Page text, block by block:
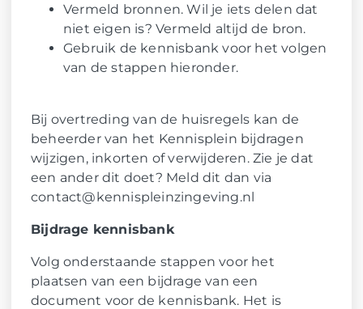
Vermeld bronnen. Wil je iets delen dat
niet eigen is? Vermeld altijd de bron.
Gebruik de kennisbank voor het volgen
van de stappen hieronder.
Bij overtreding van de huisregels kan de
beheerder van het Kennisplein bijdragen
wijzigen, inkorten of verwijderen. Zie je dat
een ander dit doet? Meld dit dan via
contact@kennispleinzingeving.nl
Bijdrage kennisbank
Volg onderstaande stappen voor het
plaatsen van een bijdrage van een
document voor de kennisbank. Het is